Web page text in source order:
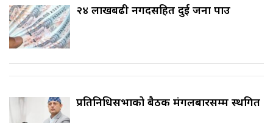
२४ लाखबढी नगदसहित दुई जना पक्राउ
प्रतिनिधिसभाको बैठक मंगलबारसम्म स्थगित